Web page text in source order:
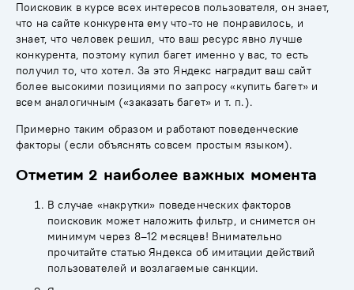
Поисковик в курсе всех интересов пользователя, он знает,
что на сайте конкурента ему что-то не понравилось, и
знает, что человек решил, что ваш ресурс явно лучше
конкурента, поэтому купил багет именно у вас, то есть
получил то, что хотел. За это Яндекс наградит ваш сайт
более высокими позициями по запросу «купить багет» и
всем аналогичным («заказать багет» и т. п.).
Примерно таким образом и работают поведенческие
факторы (если объяснять совсем простым языком).
Отметим 2 наиболее важных момента
В случае «накрутки» поведенческих факторов
поисковик может наложить фильтр, и снимется он
минимум через 8–12 месяцев! Внимательно
прочитайте статью Яндекса об имитации действий
пользователей и возлагаемые санкции.